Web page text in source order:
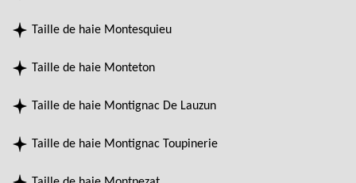
Taille de haie Montesquieu
Taille de haie Monteton
Taille de haie Montignac De Lauzun
Taille de haie Montignac Toupinerie